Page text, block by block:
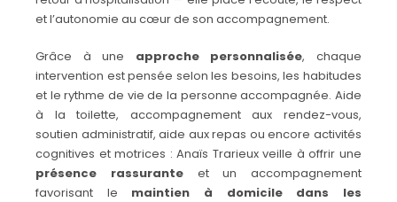
et l’autonomie au cœur de son accompagnement.
Grâce à une approche personnalisée, chaque
intervention est pensée selon les besoins, les habitudes
et le rythme de vie de la personne accompagnée. Aide
à la toilette, accompagnement aux rendez-vous,
soutien administratif, aide aux repas ou encore activités
cognitives et motrices :Anaïs Trarieuxveille à offrir une
présence rassuranteet un accompagnement
favorisant le maintien à domicile dans les